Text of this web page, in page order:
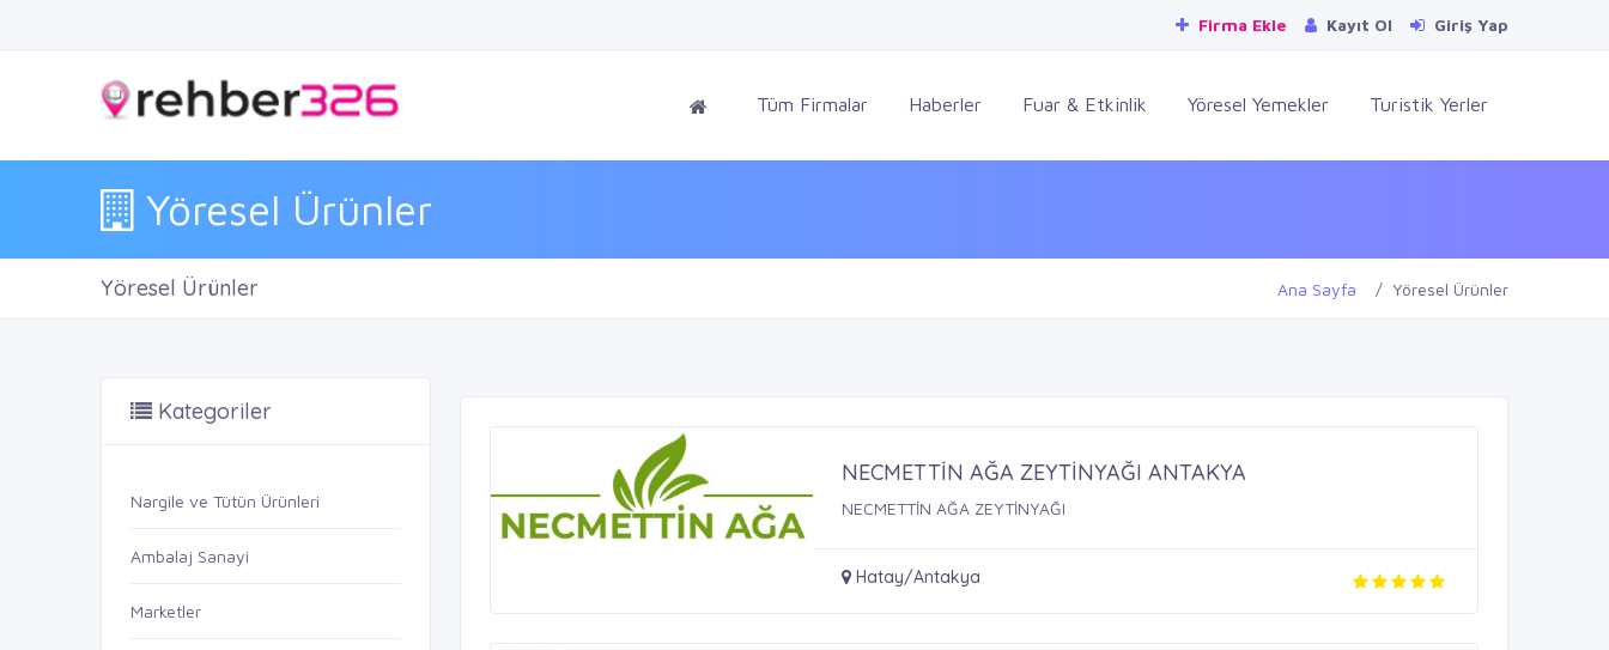
Firma Ekle Kayıt Ol Giriş Yap
Tüm Firmalar Haberler Fuar & Etkinlik Yöresel Yemekler Turistik Yerler
Yöresel Ürünler
Yöresel Ürünler Ana Sayfa Yöresel Ürünler
Kategoriler
Nargile ve Tütün Ürünleri
Ambalaj Sanayi
Marketler
NECMETTİN AĞA ZEYTİNYAĞI ANTAKYA
NECMETTİN AĞA ZEYTİNYAĞI
Hatay/Antakya